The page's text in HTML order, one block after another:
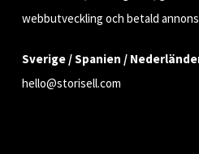
webbutveckling och betald
Sverige / Spanien /
hello@storisell.com